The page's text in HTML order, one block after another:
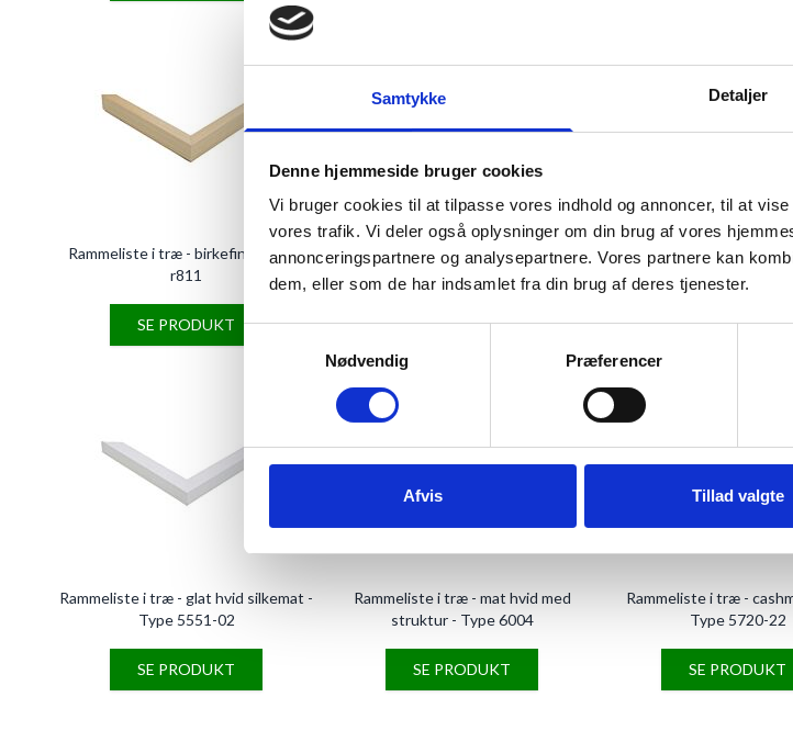
Samtykke Detaljer
Denne hjemmeside bruger cookies
Vi bruger cookies til at tilpasse vores indhold og annoncer, til at
vores trafik. Vi deler også oplysninger om din brug af vores
annonceringspartnere og analysepartnere. Vores partnere kan
dem, eller som de har indsamlet fra din brug af deres tjenester.
Nødvendig
Præferencer
Afvis Tillad valgte
Rammeliste i træ - birkefinér- Type
r811
SE PRODUKT
Rammeliste i træ - egefinér - Type
1079-115
SE PRODUKT
Rammeliste i træ -
6255-02
SE PRODUKT
Rammeliste i træ - glat hvid silkemat -
Type 5551-02
SE PRODUKT
Rammeliste i træ - mat hvid med
struktur - Type 6004
SE PRODUKT
Rammeliste i træ -
Type 5720-22
SE PRODUKT